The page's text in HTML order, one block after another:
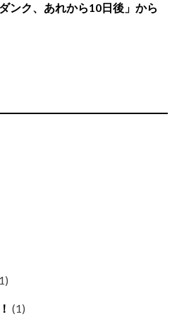
ンク、あれから10日後」から
(1)